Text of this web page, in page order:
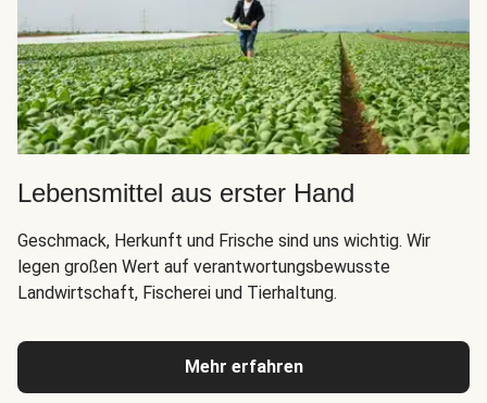
Lebensmittel aus erster Hand
Geschmack, Herkunft und Frische sind uns wichtig. Wir
legen großen Wert auf verantwortungsbewusste
Landwirtschaft, Fischerei und Tierhaltung.
Mehr erfahren